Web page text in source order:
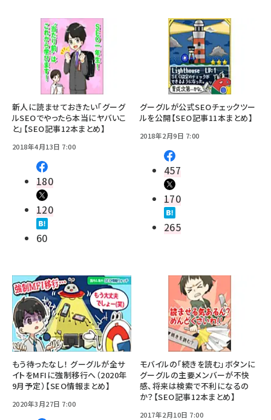
新人に読ませておきたい「グーグ
ルSEOでやったら本当にヤバいこ
と」【SEO記事12本まとめ】
2018年4月13日 7:00
180
120
60
グーグルが公式SEOチェックツー
ルを公開【SEO記事11本まとめ】
2018年2月9日 7:00
457
170
265
もう待ったなし！ グーグルが全サ
イトをMFIに強制移行へ（2020年
9月予定）【SEO情報まとめ】
2020年3月27日 7:00
モバイルの「続きを読む」ボタンに
グーグルの主要メンバーが不快
感、将来は検索で不利になるの
か？【SEO記事12本まとめ】
2017年2月10日 7:00